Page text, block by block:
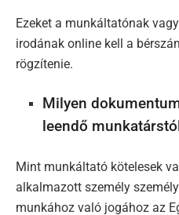
Ezeket a munkáltatónak
irodának online kell a
rögzítenie.
Milyen
leendő
Mint munkáltató kötelesek
alkalmazott személy
munkához való jogához az